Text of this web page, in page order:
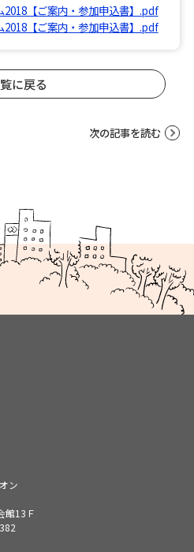
【ご案内・参加申込書】.pdf
【ご案内・参加申込書】.pdf
に戻る
次の記事を読む
ン
館13Ｆ